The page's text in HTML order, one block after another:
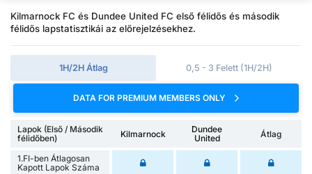
Kilmarnock FC és Dundee United FC első félidős és második
félidős lapstatisztikái az előrejelzésekhez.
1H/2H Átlag 0,5 - 3 Felett (1H/2H)
DATA FOR PREMIUM MEMBERS ONLY
Lapok (Első / Második
félidőben)
Kilmarnock
Dundee
United
Átlag
1.FI-ben Átlagosan
Kapott Lapok Száma